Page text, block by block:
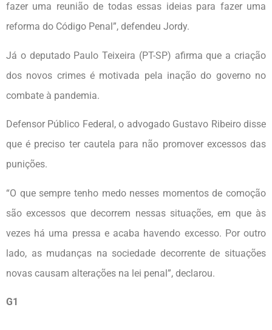
fazer uma reunião de todas essas ideias para fazer uma
reforma do Código Penal”, defendeu Jordy.
Já o deputado Paulo Teixeira (PT-SP) afirma que a criação
dos novos crimes é motivada pela inação do governo no
combate à pandemia.
Defensor Público Federal, o advogado Gustavo Ribeiro disse
que é preciso ter cautela para não promover excessos das
punições.
“O que sempre tenho medo nesses momentos de comoção
são excessos que decorrem nessas situações, em que às
vezes há uma pressa e acaba havendo excesso. Por outro
lado, as mudanças na sociedade decorrente de situações
novas causam alterações na lei penal”, declarou.
G1